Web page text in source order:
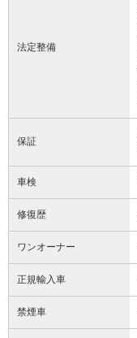
法定整備
保証
車検
修復歴
ワンオーナー
正規輸入車
禁煙車